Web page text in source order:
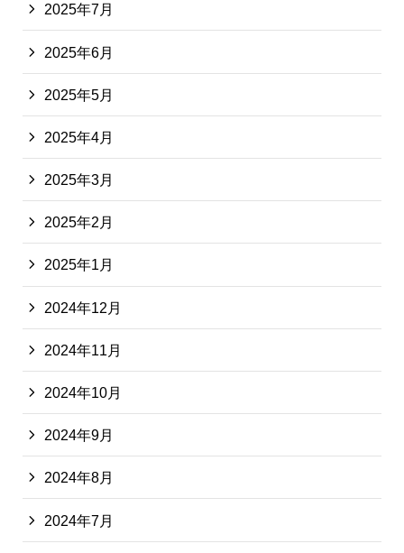
2025年7月
2025年6月
2025年5月
2025年4月
2025年3月
2025年2月
2025年1月
2024年12月
2024年11月
2024年10月
2024年9月
2024年8月
2024年7月